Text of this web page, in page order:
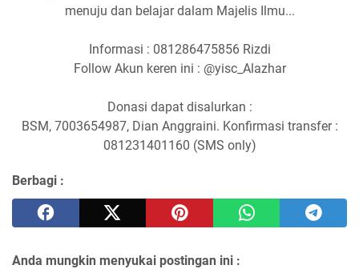
menuju dan belajar dalam Majelis Ilmu...
Informasi : 081286475856 Rizdi
Follow Akun keren ini : @yisc_Alazhar
Donasi dapat disalurkan :
BSM, 7003654987, Dian Anggraini. Konfirmasi transfer :
081231401160 (SMS only)
Berbagi :
Anda mungkin menyukai postingan ini :